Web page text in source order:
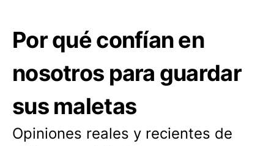
Por qué confían en
nosotros para guardar
sus maletas
Opiniones reales y recientes de